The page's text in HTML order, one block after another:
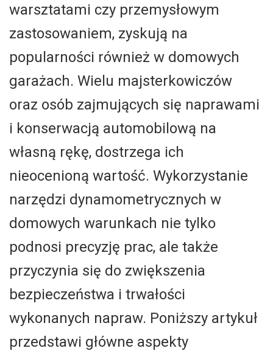
warsztatami czy przemysłowym
zastosowaniem, zyskują na
popularności również w domowych
garażach. Wielu majsterkowiczów
oraz osób zajmujących się naprawami
i konserwacją automobilową na
własną rękę, dostrzega ich
nieocenioną wartość. Wykorzystanie
narzędzi dynamometrycznych w
domowych warunkach nie tylko
podnosi precyzję prac, ale także
przyczynia się do zwiększenia
bezpieczeństwa i trwałości
wykonanych napraw. Poniższy artykuł
przedstawi główne aspekty